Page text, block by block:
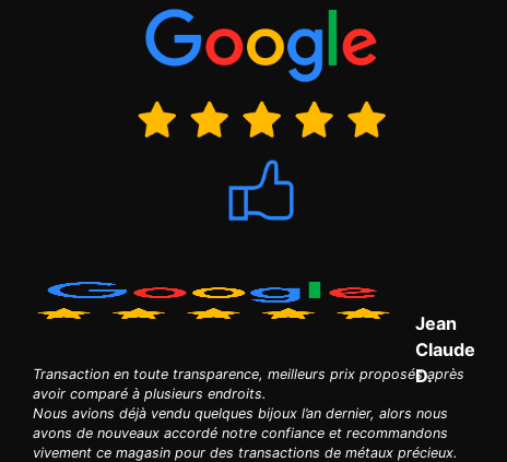
Jean
Claude
D.
Transaction en toute transparence, meilleurs prix proposés après
avoir comparé à plusieurs endroits.
Nous avions déjà vendu quelques bijoux l’an dernier, alors nous
avons de nouveaux accordé notre confiance et recommandons
vivement ce magasin pour des transactions de métaux précieux.